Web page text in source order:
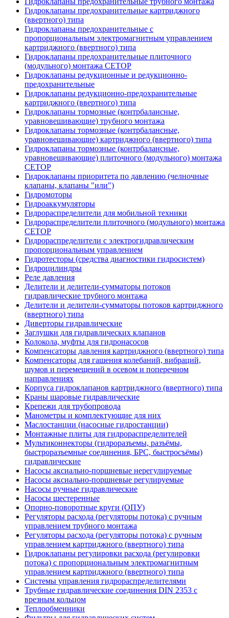
Гидроклапаны предохранительные картриджного
(ввертного) типа
Гидроклапаны предохранительные с
пропорциональным электромагнитным управлением
картриджного (ввертного) типа
Гидроклапаны предохранительные плиточного
(модульного) монтажа CETOP
Гидроклапаны редукционные и редукционно-
предохранительные
Гидроклапаны редукционно-предохранительные
картриджного (ввертного) типа
Гидроклапаны тормозные (контрбалансные,
уравновешивающие) трубного монтажа
Гидроклапаны тормозные (контрбалансные,
уравновешивающие) картриджного (ввертного) типа
Гидроклапаны тормозные (контрбалансные,
уравновешивающие) плиточного (модульного) монтажа
CETOP
Гидроклапаны приоритета по давлению (челночные
клапаны, клапаны "или")
Гидромоторы
Гидроаккумуляторы
Гидрораспределители для мобильной техники
Гидрораспределители плиточного (модульного) монтажа
СЕТОР
Гидрораспределители с электрогидравлическим
пропорциональным управлением
Гидротесторы (средства диагностики гидросистем)
Гидроцилиндры
Реле давления
Делители и делители-сумматоры потоков
гидравлические трубного монтажа
Делители и делители-сумматоры потоков картриджного
(ввертного) типа
Диверторы гидравлические
Заглушки для гидравлических клапанов
Колокола, муфты для гидронасосов
Компенсаторы давления картриджного (ввертного) типа
Компенсаторы для гашения колебаний, вибраций,
шумов и перемещений в осевом и поперечном
направлениях
Корпуса гидроклапанов картриджного (ввертного) типа
Краны шаровые гидравлические
Крепежи для трубопровода
Манометры и комплектующие для них
Маслостанции (насосные гидростанции)
Монтажные плиты для гидрораспределителей
Мультиконнекторы (гидроразъемы, разъёмы,
быстроразъемные соединения, БРС, быстросъёмы)
гидравлические
Насосы аксиально-поршневые нерегулируемые
Насосы аксиально-поршневые регулируемые
Насосы ручные гидравлические
Насосы шестеренные
Опорно-поворотные круги (ОПУ)
Регуляторы расхода (регуляторы потока) с ручным
управлением трубного монтажа
Регуляторы расхода (регуляторы потока) с ручным
управлением картриджного (ввертного) типа
Гидроклапаны регулировки расхода (регулировки
потока) с пропорциональным электромагнитным
управлением картриджного (ввертного) типа
Системы управления гидрораспределителями
Трубные гидравлические соединения DIN 2353 с
врезным кольцом
Теплообменники